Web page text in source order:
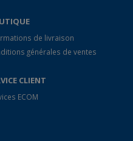
de livraison
générales de ventes
CLIENT
ECOM